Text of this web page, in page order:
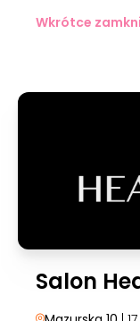
Wkrótce
Salon